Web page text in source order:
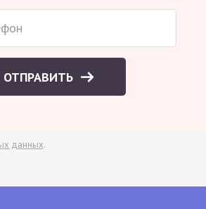
ОТПРАВИТЬ
данных.